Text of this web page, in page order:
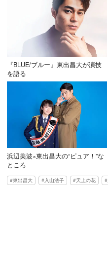
『BLUE/ブルー』東出昌大が演技
を語る
浜辺美波×東出昌大の“ピュア！”な
ところ
東出昌大 入山法子 天上の花